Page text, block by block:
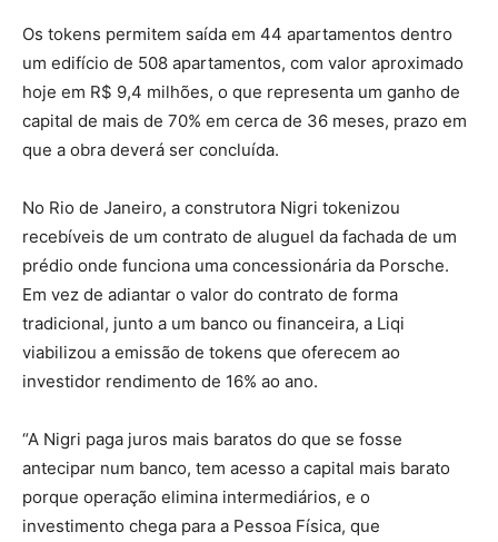
Os tokens permitem saída em 44 apartamentos dentro
um edifício de 508 apartamentos, com valor aproximado
hoje em R$ 9,4 milhões, o que representa um ganho de
capital de mais de 70% em cerca de 36 meses, prazo em
que a obra deverá ser concluída.
No Rio de Janeiro, a construtora Nigri tokenizou
recebíveis de um contrato de aluguel da fachada de um
prédio onde funciona uma concessionária da Porsche.
Em vez de adiantar o valor do contrato de forma
tradicional, junto a um banco ou financeira, a Liqi
viabilizou a emissão de tokens que oferecem ao
investidor rendimento de 16% ao ano.
“A Nigri paga juros mais baratos do que se fosse
antecipar num banco, tem acesso a capital mais barato
porque operação elimina intermediários, e o
investimento chega para a Pessoa Física, que